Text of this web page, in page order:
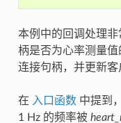
本例中的回调处理
柄是否为心率测量
连接句柄，并更新客
在 入口函数中提到，
1 Hz 的频率被